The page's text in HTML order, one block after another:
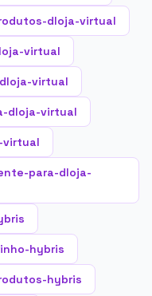
dloja-virtual
virtual
virtual
dloja-virtual
virtual
para-dloja-
hybris
hybris